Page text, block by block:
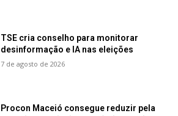
TSE cria conselho para monitorar
desinformação e IA nas eleições
7 de agosto de 2026
Procon Maceió consegue reduzir pela